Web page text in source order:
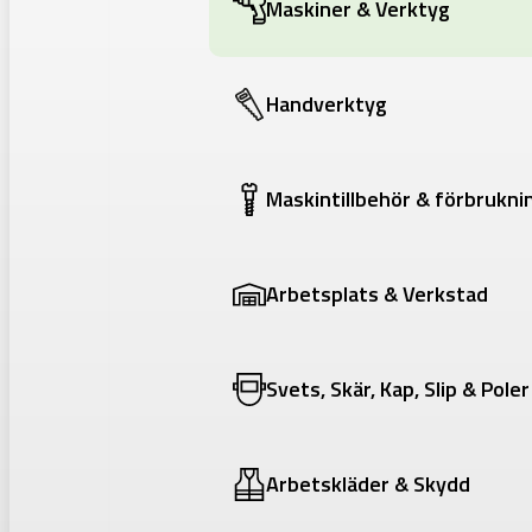
Maskiner & Verktyg
Handverktyg
Maskintillbehör &
Arbetsplats & Verkstad
Svets, Skär, Kap, Slip & Poler
Arbetskläder & Skydd